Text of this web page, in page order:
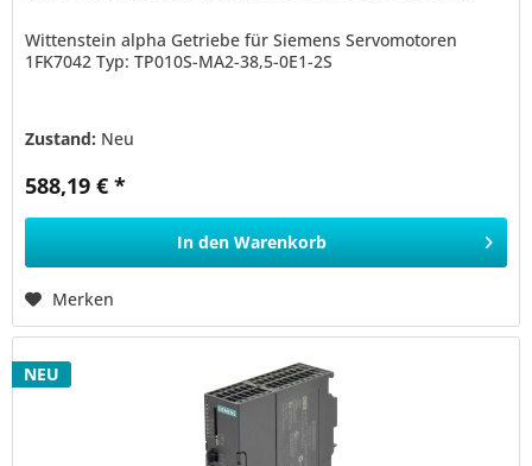
Wittenstein alpha Getriebe für Siemens Servomotoren
1FK7042 Typ: TP010S-MA2-38,5-0E1-2S
Zustand: Neu
588,19 € *
In den Warenkorb
Merken
NEU